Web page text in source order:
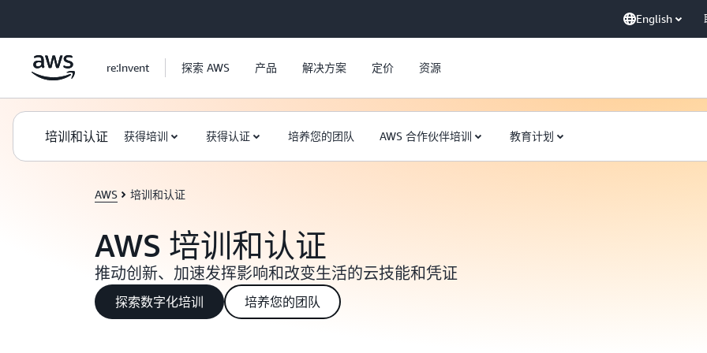
English
re:Invent 探索 AWS 产品 解决方案 定价 资源
培训和认证 获得培训 获得认证 培养您的团队 AWS 合作伙伴培训 教育计划
AWS 培训和认证
AWS 培训和认证
推动创新、加速发挥影响和改变生活的云技能和凭证
探索数字化培训 培养您的团队